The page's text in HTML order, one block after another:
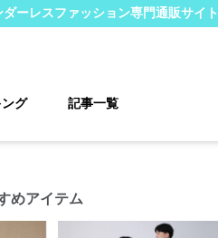
ダーレスファッション専門通販サイト
グ 記事一覧
めアイテム